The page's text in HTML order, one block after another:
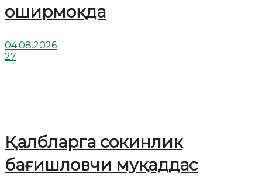
оширмоқда
04.08.2026
27
Қалбларга сокинлик
бағишловчи муқаддас